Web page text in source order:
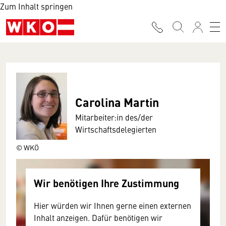
Zum Inhalt springen
© WKÖ
Carolina Martin
Mitarbeiter:in des/der
Wirtschaftsdelegierten
Wir benötigen Ihre Zustimmung
Hier würden wir Ihnen gerne einen externen
Inhalt anzeigen. Dafür benötigen wir